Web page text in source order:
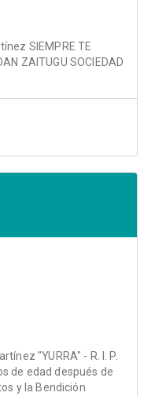
SIEMPRE TE
ZAITUGU SOCIEDAD
"YURRA" - R. I. P.
de edad después de
y la Bendición